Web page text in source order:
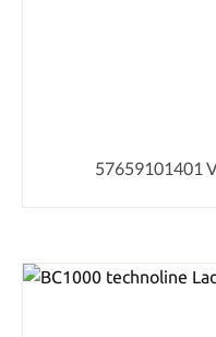
57659101401